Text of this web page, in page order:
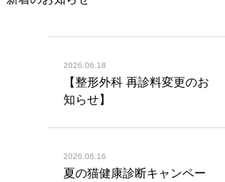
2026.06.18
【整形外科 再診料変更のお
知らせ】
2026.06.16
夏の猫健康診断キャンペー